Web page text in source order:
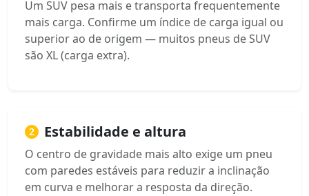
Um SUV pesa mais e transporta frequentemente
mais carga. Confirme um índice de carga igual ou
superior ao de origem — muitos pneus de SUV
são XL (carga extra).
Estabilidade e altura
O centro de gravidade mais alto exige um pneu
com paredes estáveis para reduzir a inclinação
em curva e melhorar a resposta da direção.